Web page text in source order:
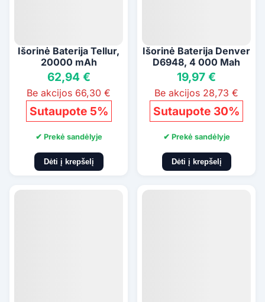
Išorinė Baterija Tellur,
20000 mAh
62,94 €
Be akcijos 66,30 €
Sutaupote 5%
✔ Prekė sandėlyje
Dėti į krepšelį
Išorinė Baterija Denver
D6948, 4 000 Mah
19,97 €
Be akcijos 28,73 €
Sutaupote 30%
✔ Prekė sandėlyje
Dėti į krepšelį